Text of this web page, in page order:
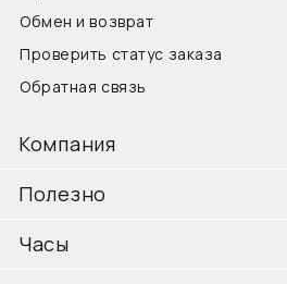
Обмен и возврат
Проверить статус заказа
Обратная связь
Компания
Полезно
Часы